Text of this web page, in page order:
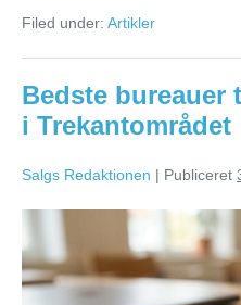
revisionsfirmaer
Danmark
Filed under: Artikler
Bedste bureauer
i Trekantområdet
Salgs Redaktionen | Publiceret
Bedste
bureauer
til